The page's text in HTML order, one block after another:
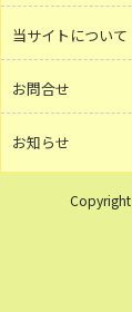
当サイトについて
お問合せ
お知らせ
Copyright